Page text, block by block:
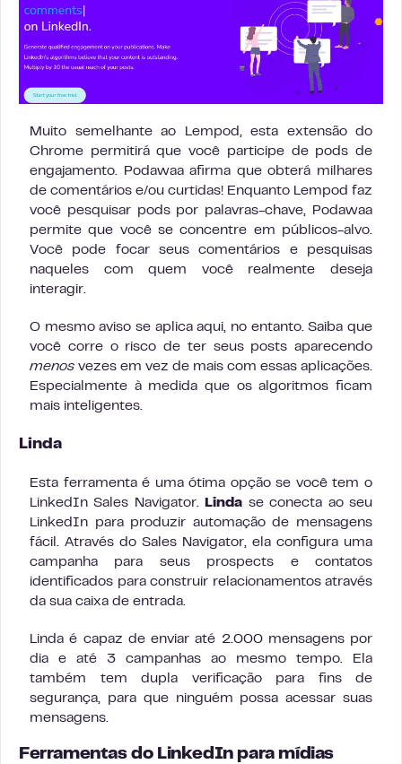
Muito semelhante ao Lempod, esta extensão do
Chrome permitirá que você participe de pods de
engajamento. Podawaa afirma que obterá milhares
de comentários e/ou curtidas! Enquanto Lempod faz
você pesquisar pods por palavras-chave, Podawaa
permite que você se concentre em públicos-alvo.
Você pode focar seus comentários e pesquisas
naqueles com quem você realmente deseja
interagir.
O mesmo aviso se aplica aqui, no entanto. Saiba que
você corre o risco de ter seus posts aparecendo
menos vezes em vez de mais com essas aplicações.
Especialmente à medida que os algoritmos ficam
mais inteligentes.
Linda
Esta ferramenta é uma ótima opção se você tem o
LinkedIn Sales Navigator.
Linda se conecta ao seu
LinkedIn para produzir automação de mensagens
fácil. Através do Sales Navigator, ela configura uma
campanha para seus prospects e contatos
identificados para construir relacionamentos através
da sua caixa de entrada.
Linda é capaz de enviar até 2.000 mensagens por
dia e até 3 campanhas ao mesmo tempo. Ela
também tem dupla verificação para fins de
segurança, para que ninguém possa acessar suas
mensagens.
Ferramentas do LinkedIn para mídias